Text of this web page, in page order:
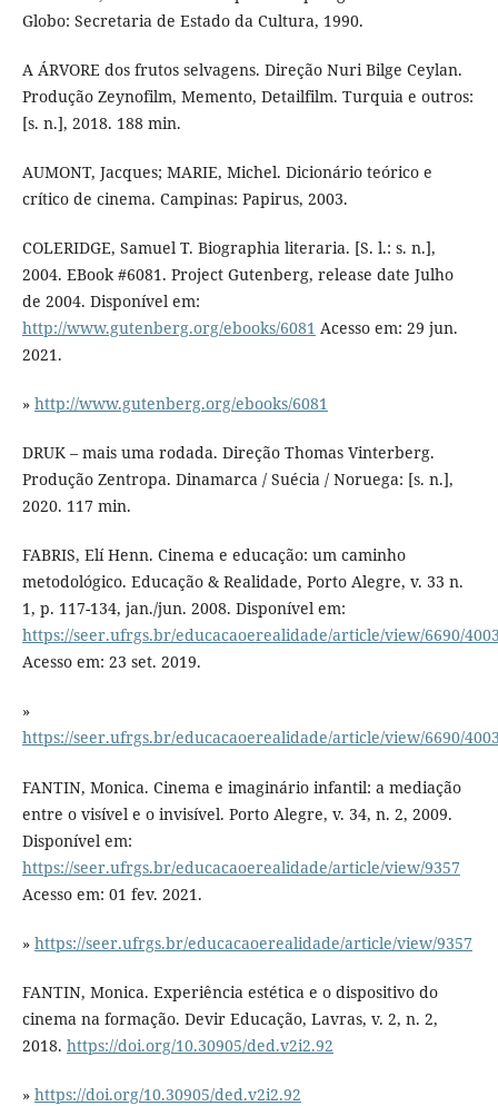
Globo: Secretaria de Estado da Cultura, 1990.
A ÁRVORE dos frutos selvagens. Direção Nuri Bilge Ceylan.
Produção Zeynofilm, Memento, Detailfilm. Turquia e outros:
[s. n.], 2018. 188 min.
AUMONT, Jacques; MARIE, Michel. Dicionário teórico e
crítico de cinema. Campinas: Papirus, 2003.
COLERIDGE, Samuel T. Biographia literaria. [S. l.: s. n.],
2004. EBook #6081. Project Gutenberg, release date Julho
de 2004. Disponível em:
http://www.gutenberg.org/ebooks/6081 Acesso em: 29 jun.
2021.
» http://www.gutenberg.org/ebooks/6081
DRUK – mais uma rodada. Direção Thomas Vinterberg.
Produção Zentropa. Dinamarca / Suécia / Noruega: [s. n.],
2020. 117 min.
FABRIS, Elí Henn. Cinema e educação: um caminho
metodológico. Educação & Realidade, Porto Alegre, v. 33 n.
1, p. 117-134, jan./jun. 2008. Disponível em:
https://seer.ufrgs.br/educacaoerealidade/article/view/6690/
Acesso em: 23 set. 2019.
»
https://seer.ufrgs.br/educacaoerealidade/article/view/6690/
FANTIN, Monica. Cinema e imaginário infantil: a mediação
entre o visível e o invisível. Porto Alegre, v. 34, n. 2, 2009.
Disponível em:
https://seer.ufrgs.br/educacaoerealidade/article/view/9357
Acesso em: 01 fev. 2021.
» https://seer.ufrgs.br/educacaoerealidade/article/view/9357
FANTIN, Monica. Experiência estética e o dispositivo do
cinema na formação. Devir Educação, Lavras, v. 2, n. 2,
2018. https://doi.org/10.30905/ded.v2i2.92
» https://doi.org/10.30905/ded.v2i2.92